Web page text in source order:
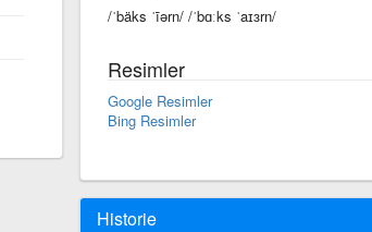
/ˈbäks ˈīərn/ /ˈbɑːks ˈaɪɜrn/
Resimler
Google Resimler
Bing Resimler
Historie